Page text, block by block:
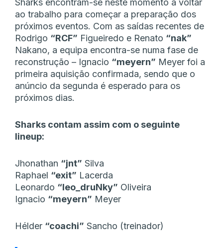
Sharks encontram-se neste momento a voltar
ao trabalho para começar a preparação dos
próximos eventos. Com as saídas recentes de
Rodrigo “RCF” Figueiredo e Renato “nak”
Nakano, a equipa encontra-se numa fase de
reconstrução – Ignacio “meyern” Meyer foi a
primeira aquisição confirmada, sendo que o
anúncio da segunda é esperado para os
próximos dias.
Sharks contam assim com o seguinte
lineup:
Jhonathan “jnt” Silva
Raphael “exit” Lacerda
Leonardo “leo_druNky” Oliveira
Ignacio “meyern” Meyer
Hélder “coachi” Sancho (treinador)